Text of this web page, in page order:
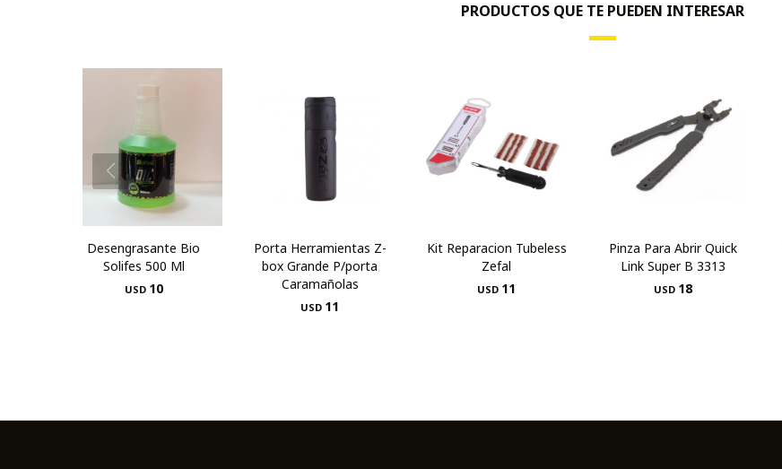
PRODUCTOS QUE TE PUEDEN INTERESAR
Desengrasante Bio
Solifes 500 Ml
USD 10
Porta Herramientas Z-
box Grande P/porta
Caramañolas
USD 11
Kit Reparacion Tubeless
Zefal
USD 11
Pinza Para Abrir Quick
Link Super B 3313
USD 18